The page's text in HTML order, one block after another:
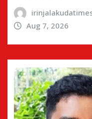
Aug 7, 2026